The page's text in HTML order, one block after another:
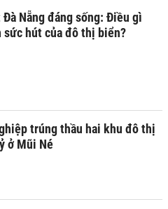
Đà Nẵng đáng sống: Điều gì
sức hút của đô thị biển?
trúng thầu hai khu đô thị
ở Mũi Né